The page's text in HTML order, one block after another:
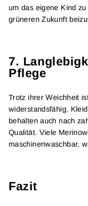
um das eigene Kind
grüneren Zukunft
7.
Pflege
Trotz ihrer Weichheit
widerstandsfähig.
behalten auch nach
Qualität. Viele
maschinenwaschbar,
Fazit